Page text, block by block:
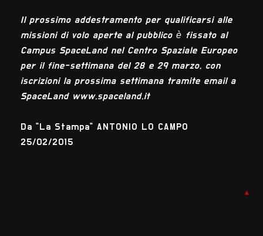
Il prossimo addestramento per qualificarsi alle
missioni di volo aperte al pubblico è fissato al
Campus SpaceLand nel Centro Spaziale Europeo
per il fine-settimana del 28 e 29 marzo, con
iscrizioni la prossima settimana tramite email a
SpaceLand www.spaceland.it
Da "La Stampa" ANTONIO LO CAMPO
25/02/2015
▲